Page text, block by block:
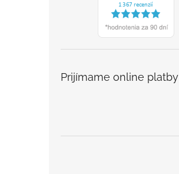
Prijímame online platby